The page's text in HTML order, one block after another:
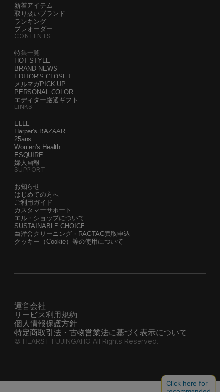
新着アイテム
取り扱いブランド
ランキング
プレオーダー
CONTENTS
特集一覧
HOT STYLE
BRAND NEWS
EDITOR'S CLOSET
メルマガPICK UP
PERSONAL COLOR
エディター厳選ギフト
LINKS
ELLE
Harper's BAZAAR
25ans
Women's Health
ESQUIRE
婦人画報
SUPPORT
お知らせ
はじめての方へ
ご利用ガイド
カスタマーサポート
エル・ショップについて
SUSTAINABLE CHOICE
白洋舍クリーニング・RAGTAG買取申込
クッキー（Cookie）等の使用について
運営会社
サービス利用規約
個人情報保護方針
特定商取引法・古物営業法に基づく表示について
© HEARST FUJINGAHO All Rights Reserved.